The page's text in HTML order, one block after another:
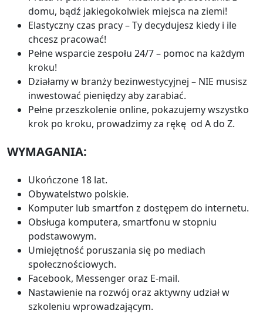
domu, bądź jakiegokolwiek miejsca na ziemi!
Elastyczny czas pracy – Ty decydujesz kiedy i ile
chcesz pracować!
Pełne wsparcie zespołu 24/7 – pomoc na każdym
kroku!
Działamy w branży bezinwestycyjnej – NIE musisz
inwestować pieniędzy aby zarabiać.
Pełne przeszkolenie online, pokazujemy wszystko
krok po kroku, prowadzimy za rękę od A do Z.
WYMAGANIA:
Ukończone 18 lat.
Obywatelstwo polskie.
Komputer lub smartfon z dostępem do internetu.
Obsługa komputera, smartfonu w stopniu
podstawowym.
Umiejętność poruszania się po mediach
społecznościowych.
Facebook, Messenger oraz E-mail.
Nastawienie na rozwój oraz aktywny udział w
szkoleniu wprowadzającym.